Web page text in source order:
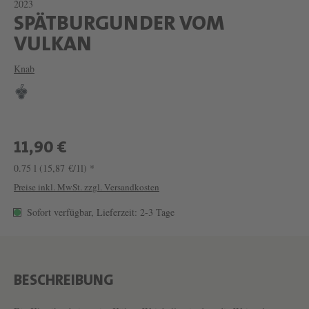
2023
SPÄTBURGUNDER VOM
VULKAN
Ä
T
B
G
Knab
11,90 €
0.75 l (15,87 €/1l) *
Preise inkl. MwSt. zzgl. Versandkosten
Sofort verfügbar, Lieferzeit: 2-3 Tage
BESCHREIBUNG